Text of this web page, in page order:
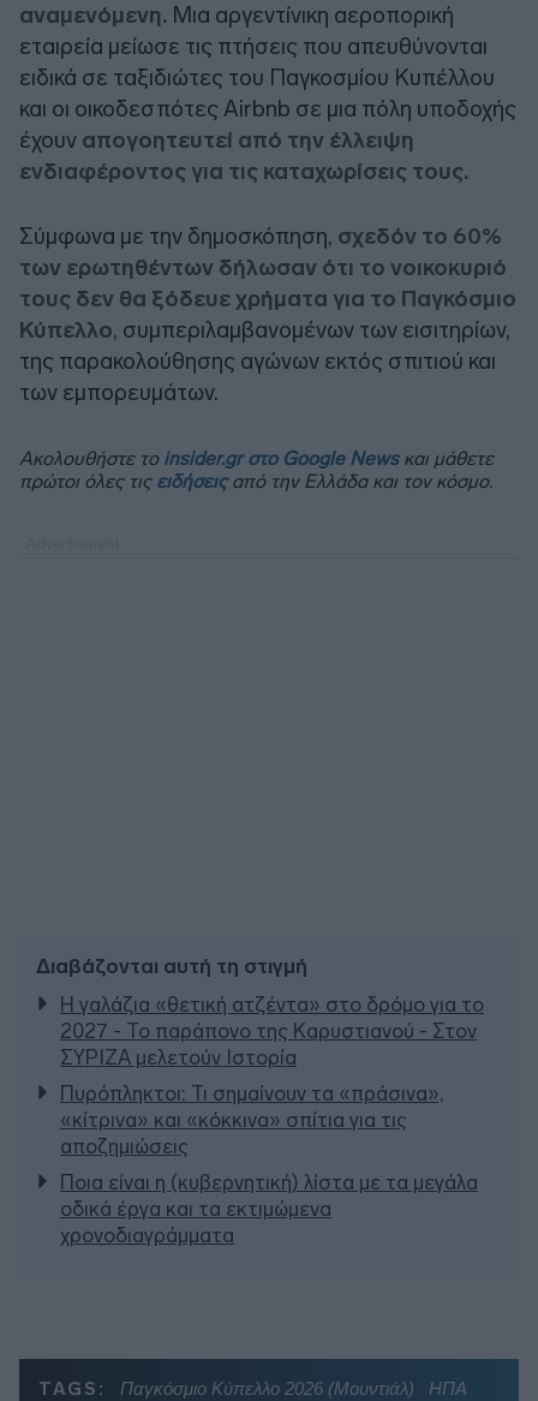
αναμενόμενη. Μια αργεντίνικη αεροπορική
εταιρεία μείωσε τις πτήσεις που απευθύνονται
ειδικά σε ταξιδιώτες του Παγκοσμίου Κυπέλλου
και οι οικοδεσπότες Airbnb σε μια πόλη υποδοχής
έχουν απογοητευτεί από την έλλειψη
ενδιαφέροντος για τις καταχωρίσεις τους.
Σύμφωνα με την δημοσκόπηση, σχεδόν το 60%
των ερωτηθέντων δήλωσαν ότι το νοικοκυριό
τους δεν θα ξόδευε χρήματα για το Παγκόσμιο
Κύπελλο, συμπεριλαμβανομένων των εισιτηρίων,
της παρακολούθησης αγώνων εκτός σπιτιού και
των εμπορευμάτων.
Ακολουθήστε το insider.gr στο Google Newsκαι μάθετε
πρώτοι όλες τις ειδήσειςαπό την Ελλάδα και τον κόσμο.
Διαβάζονται αυτή τη στιγμή
Η γαλάζια «θετική ατζέντα» στο δρόμο για το
2027 - Το παράπονο της Καρυστιανού - Στον
ΣΥΡΙΖΑ μελετούν Ιστορία
Πυρόπληκτοι: Τι σημαίνουν τα «πράσινα»,
«κίτρινα» και «κόκκινα» σπίτια για τις
αποζημιώσεις
Ποια είναι η (κυβερνητική) λίστα με τα μεγάλα
οδικά έργα και τα εκτιμώμενα
χρονοδιαγράμματα
TAGS: Παγκόσμιο Κύπελλο 2026 (Μουντιάλ) ΗΠΑ